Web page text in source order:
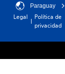
Paraguay
Legal
Política de
privacidad